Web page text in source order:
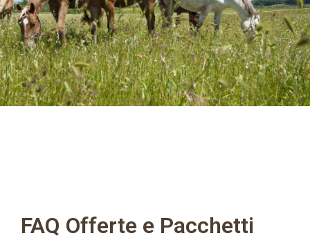
FAQ Offerte e Pacchetti